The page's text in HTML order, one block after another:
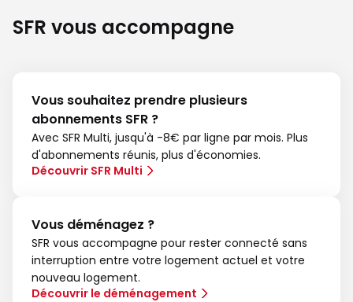
SFR vous accompagne
Vous souhaitez prendre plusieurs
abonnements SFR ?
Avec SFR Multi, jusqu'à -8€ par ligne par mois. Plus
d'abonnements réunis, plus d'économies.
Découvrir SFR Multi
Vous déménagez ?
SFR vous accompagne pour rester connecté sans
interruption entre votre logement actuel et votre
nouveau logement.
Découvrir le déménagement